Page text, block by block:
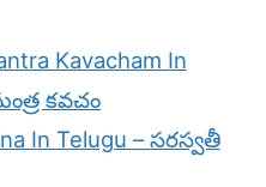
Kavacham In
కవచం
In Telugu – సరస్వతీ